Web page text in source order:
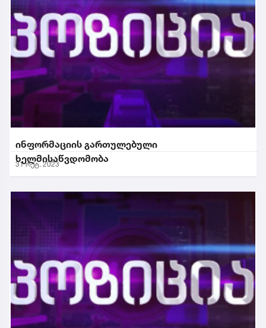
ინფორმაციის გართულებული
ხელმისაწვდომობა
31 ოქტ. 2023